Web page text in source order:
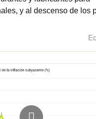
y al descenso de los